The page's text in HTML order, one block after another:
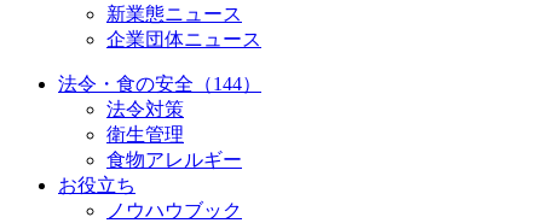
新業態ニュース
企業団体ニュース
法令・食の安全（144）
法令対策
衛生管理
食物アレルギー
お役立ち
ノウハウブック